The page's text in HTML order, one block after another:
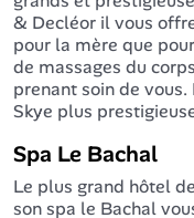
& Decléor il vous
pour la mère que
de massages du
prenant soin de
Skye plus
Spa Le Bachal
Le plus grand hôtel
son spa le Bachal